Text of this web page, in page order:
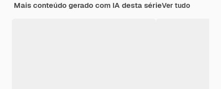
Mais conteúdo gerado com IA desta sérieVer tudo